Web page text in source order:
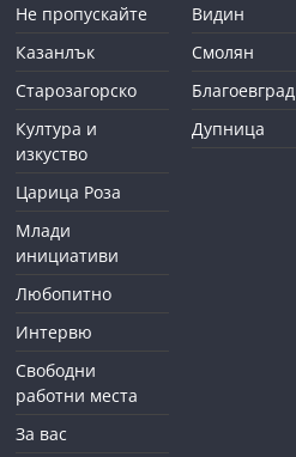
Не пропускайте
Казанлък
Старозагорско
Култура и
изкуство
Царица Роза
Млади
инициативи
Любопитно
Интервю
Свободни
работни места
За вас
Видин
Смолян
Благоевград
Дупница